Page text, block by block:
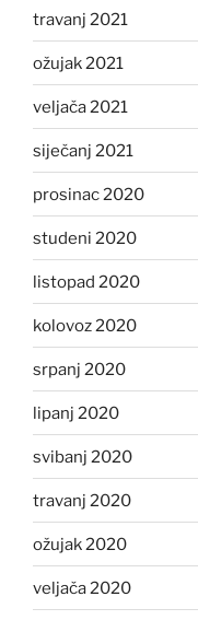
travanj 2021
ožujak 2021
veljača 2021
siječanj 2021
prosinac 2020
studeni 2020
listopad 2020
kolovoz 2020
srpanj 2020
lipanj 2020
svibanj 2020
travanj 2020
ožujak 2020
veljača 2020